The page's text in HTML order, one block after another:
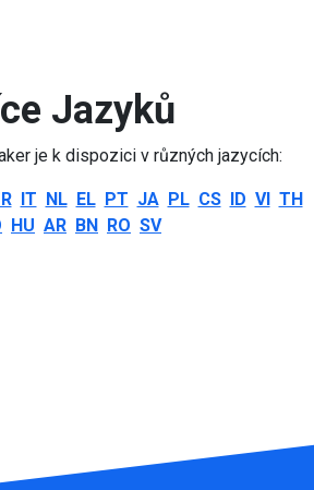
Jazyků
je k dispozici v různých jazycích:
IT NL EL PT JA PL CS ID VI TH
HU AR BN RO SV